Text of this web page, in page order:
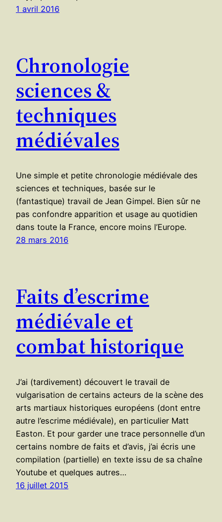
1 avril 2016
Chronologie
sciences &
techniques
médiévales
Une simple et petite chronologie médiévale des
sciences et techniques, basée sur le
(fantastique) travail de Jean Gimpel. Bien sûr ne
pas confondre apparition et usage au quotidien
dans toute la France, encore moins l’Europe.
28 mars 2016
Faits d’escrime
médiévale et
combat historique
J’ai (tardivement) découvert le travail de
vulgarisation de certains acteurs de la scène des
arts martiaux historiques européens (dont entre
autre l’escrime médiévale), en particulier Matt
Easton. Et pour garder une trace personnelle d’un
certains nombre de faits et d’avis, j’ai écris une
compilation (partielle) en texte issu de sa chaîne
Youtube et quelques autres…
16 juillet 2015